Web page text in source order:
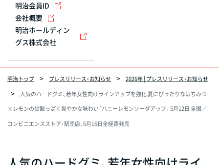
明治会員ID
会社概要
明治ホールディン
グス株式会社
明治トップ プレスリリース・お知らせ
2026年 | プレスリリース・お知らせ
人気のハードグミ、若年女性向けラインアップを強化 夏にぴったりなはちみつ
×レモンの甘酸っぱく爽やかな味わい「ハニーレモンソーダアップ」 5月12日 全国／
コンビニエンスストア・駅売店、6月16日全経路発売